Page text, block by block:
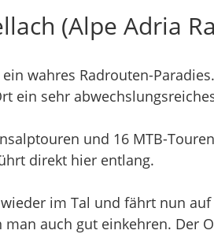
(Alpe Adria
wahres Radrouten-
ein sehr
und 16 MTB-
direkt hier entlang.
im Tal und fährt nun
man auch gut einkehren. Der